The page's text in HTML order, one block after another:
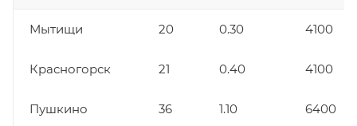
Мытищи 20 0.30 4100
Красногорск 21 0.40 4100
Пушкино 36 1.10 6400